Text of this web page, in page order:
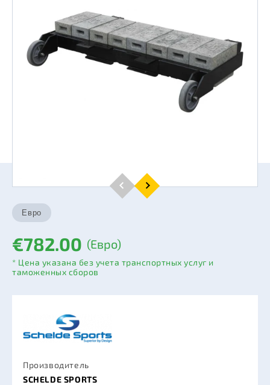
€782.00 (Евро)
* Цена указана без учета транспортных услуг и
таможенных сборов
Производитель
SCHELDE SPORTS